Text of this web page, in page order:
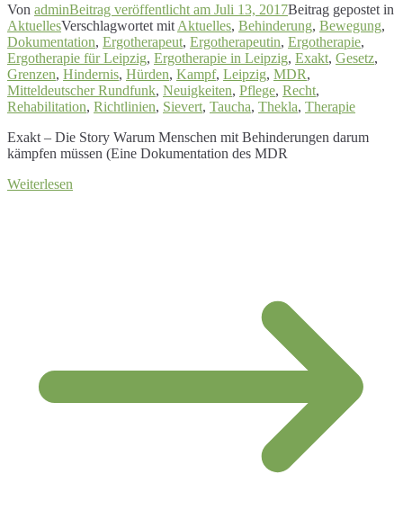
Von adminBeitrag veröffentlicht am Juli 13, 2017Beitrag gepostet in
AktuellesVerschlagwortet mit Aktuelles, Behinderung, Bewegung,
Dokumentation, Ergotherapeut, Ergotherapeutin, Ergotherapie,
Ergotherapie für Leipzig, Ergotherapie in Leipzig, Exakt, Gesetz,
Grenzen, Hindernis, Hürden, Kampf, Leipzig, MDR,
Mitteldeutscher Rundfunk, Neuigkeiten, Pflege, Recht,
Rehabilitation, Richtlinien, Sievert, Taucha, Thekla, Therapie
Exakt – Die Story Warum Menschen mit Behinderungen darum
kämpfen müssen (Eine Dokumentation des MDR
Weiterlesen